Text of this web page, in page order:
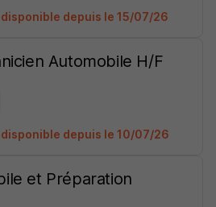
disponible depuis le 15/07/26
Automobile H/F
disponible depuis le 10/07/26
et Préparation